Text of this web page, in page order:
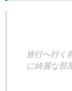
旅行へ行く
に綺麗な部